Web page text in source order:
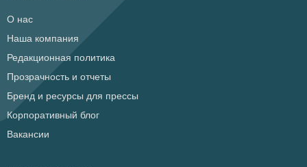
О нас
Наша компания
Редакционная политика
Прозрачность и отчеты
Бренд и ресурсы для прессы
Корпоративный блог
Вакансии